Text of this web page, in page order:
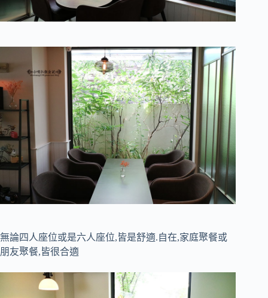
無論四人座位或是六人座位,皆是舒適.自在,家庭聚餐或
朋友聚餐,皆很合適